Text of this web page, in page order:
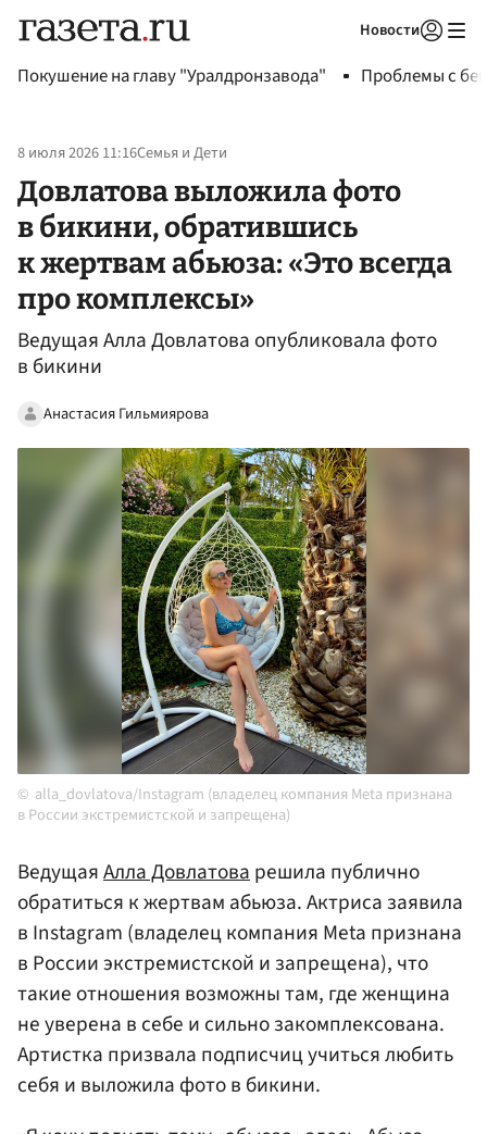
Новости
Покушение на главу "Уралдронзавода" Проблемы с
8 июля 2026 11:16Семья и Дети
Довлатова выложила фото
в бикини, обратившись
к жертвам абьюза: «Это всегда
про комплексы»
Ведущая Алла Довлатова опубликовала фото
в бикини
Анастасия Гильмиярова
alla_dovlatova/Instagram (владелец компания Meta признана
в России экстремистской и запрещена)
ВедущаяАлла Довлатоварешила публично
обратиться к жертвам абьюза. Актриса заявила
в Instagram (владелец компания Meta признана
в России экстремистской и запрещена), что
такие отношения возможны там, где женщина
не уверена в себе и сильно закомплексована.
Артистка призвала подписчиц учиться любить
себя и выложила фото в бикини.